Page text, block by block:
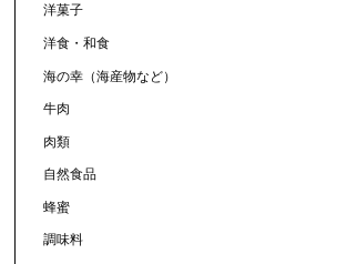
洋菓子
洋食・和食
海の幸（海産物など）
牛肉
肉類
自然食品
蜂蜜
調味料